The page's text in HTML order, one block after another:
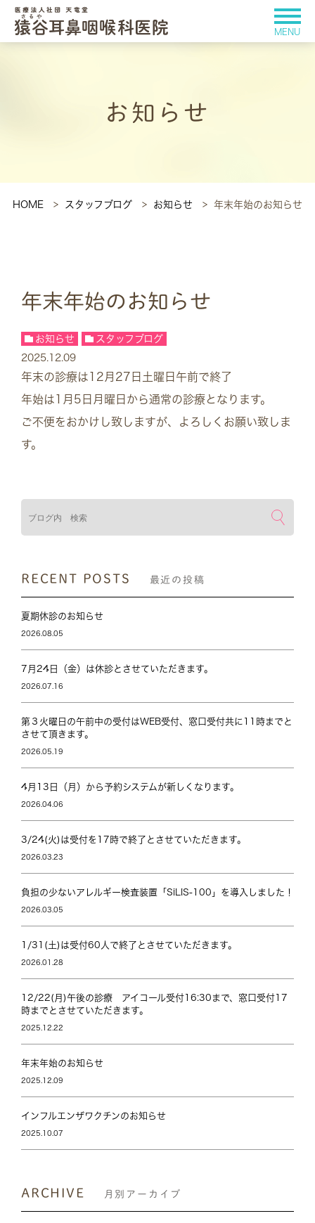
お知らせ
HOME スタッフブログ お知らせ 年末年始のお知らせ
年末年始のお知らせ
お知らせ
スタッフブログ
2025.12.09
年末の診療は12月27日土曜日午前で終了
年始は1月5日月曜日から通常の診療となります。
ご不便をおかけし致しますが、よろしくお願い致しま
す。
検索
RECENT POSTS 最近の投稿
夏期休診のお知らせ
2026.08.05
7月24日（金）は休診とさせていただきます。
2026.07.16
第３火曜日の午前中の受付はWEB受付、窓口受付共に11時までと
させて頂きます。
2026.05.19
4月13日（月）から予約システムが新しくなります。
2026.04.06
3/24(火)は受付を17時で終了とさせていただきます。
2026.03.23
負担の少ないアレルギー検査装置「SiLIS-100」を導入しました！
2026.03.05
1/31(土)は受付60人で終了とさせていただきます。
2026.01.28
12/22(月)午後の診療 アイコール受付16:30まで、窓口受付17
時までとさせていただきます。
2025.12.22
年末年始のお知らせ
2025.12.09
インフルエンザワクチンのお知らせ
2025.10.07
ARCHIVE 月別アーカイブ